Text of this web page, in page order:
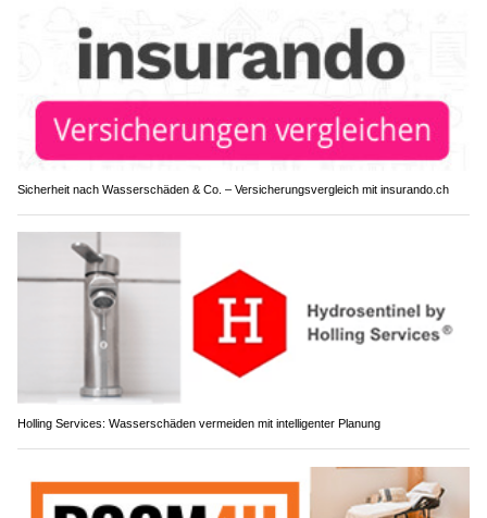
Sicherheit nach Wasserschäden & Co. – Versicherungsvergleich mit insurando.ch
Holling Services: Wasserschäden vermeiden mit intelligenter Planung